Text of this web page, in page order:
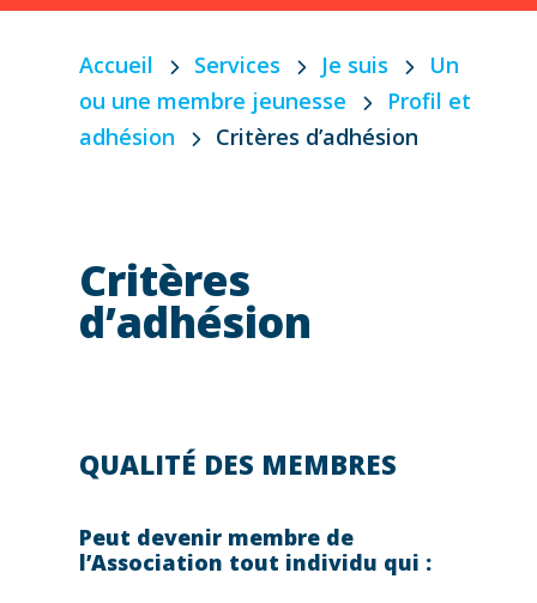
Accueil Services Je suis
Un
ou une membre jeunesse
Profil et
adhésion
Critères d’adhésion
Critères
d’adhésion
QUALITÉ DES MEMBRES
Peut devenir membre de
l’Association tout individu qui :